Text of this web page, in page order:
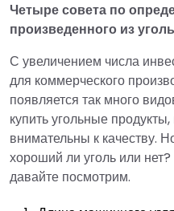
Четыре совета по
произведенного из
С увеличением числа
для коммерческого
появляется так много
купить угольные
внимательны к качеству.
хороший ли уголь или
давайте посмотрим.